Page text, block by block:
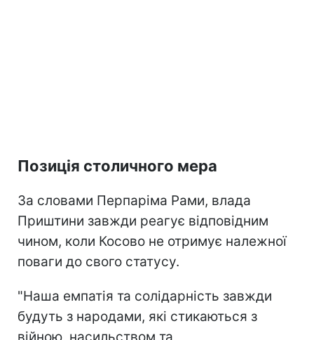
Позиція столичного мера
За словами Перпаріма Рами, влада
Приштини завжди реагує відповідним
чином, коли Косово не отримує належної
поваги до свого статусу.
"Наша емпатія та солідарність завжди
будуть з народами, які стикаються з
війною, насильством та